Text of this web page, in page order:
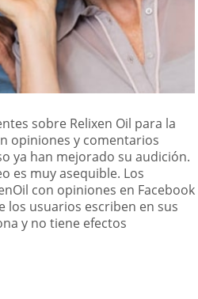
sobre Relixen Oil para la
opiniones y comentarios
ya han mejorado su audición.
es muy asequible. Los
con opiniones en Facebook
los usuarios escriben en sus
y no tiene efectos